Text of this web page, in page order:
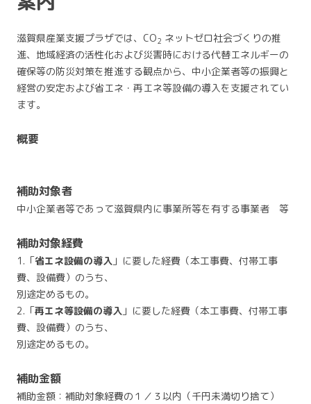
滋賀県産業支援プラザでは、CO2 ネットゼロ社会づくりの推
進、地域経済の活性化および災害時における代替エネルギーの
確保等の防災対策を推進する観点から、中小企業者等の振興と
経営の安定および省エネ・再エネ等設備の導入を支援されてい
ます。
概要
補助対象者
中小企業者等であって滋賀県内に事業所等を有する事業者 等
補助対象経費
1.「省エネ設備の導入 」に要した経費（本工事費、付帯工事
費、設備費）のうち、
別途定めるもの。
2.「再エネ等設備の導入 」に要した経費（本工事費、付帯工事
費、設備費）のうち、
別途定めるもの。
補助金額
補助金額：補助対象経費の１／３以内（千円未満切り捨て）